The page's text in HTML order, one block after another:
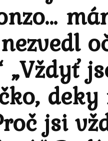
„Vždyť
jsi